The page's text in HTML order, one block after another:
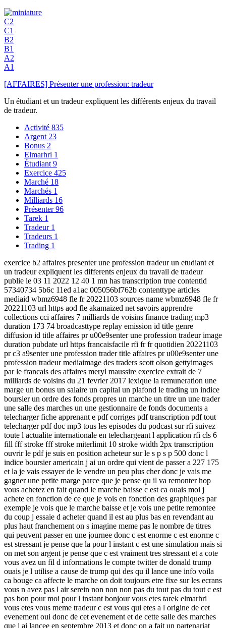
C2
C1
B2
B1
A2
A1
[AFFAIRES] Présenter une profession: tradeur
Un étudiant et un tradeur expliquent les différents enjeux du travail
de tradeur.
Activité 835
Argent 23
Bonus 2
Elmarhri 1
Étudiant 9
Exercice 425
Marché 18
Marchés 1
Milliards 16
Présenter96
Tarek 1
Tradeur 1
Tradeurs 1
Trading 1
exercice b2 affaires presenter une profession tradeur un etudiant et
un tradeur expliquent les differents enjeux du travail de tradeur
publie le 03 11 2022 12 40 1 mn has transcription true contentid
57340734 5b6c 11ed a1ac 005056bf762b contenttype articles
mediaid wbmz6948 fle fr 20221103 sources name wbmz6948 fle fr
20221103 url https aod fle akamaized net savoirs apprendre
collections cci affaires 7 milliards de voisins finance trading mp3
duration 173 74 broadcasttype replay emission id title genre
diffusion id title affaires pr u00e9senter une profession tradeur image
duration pubdate url https francaisfacile rfi fr fr quotidien 20221103
pr c3 a9senter une profession trader title affaires pr u00e9senter une
profession tradeur mediaimage des traders scott olson gettyimages
par le francais des affaires meryl maussire exercice extrait de 7
milliards de voisins du 21 fevrier 2017 lexique la remuneration une
marge un bonus un salaire un capital un plafond le trading un indice
boursier un ordre des fonds propres un marche un titre un une trader
une salle des marches un une gestionnaire de fonds documents a
telecharger fiche apprenant e pdf corriges pdf transcription pdf tout
telecharger pdf doc mp3 tous les episodes du podcast sur rfi suivez
toute l actualite internationale en telechargeant l application rfi cls 6
fill fff stroke fff stroke miterlimit 10 stroke width 2px transcription
ouvrir le pdf je suis en position acheteur sur le s p s p 500 donc l
indice boursier americain j ai un ordre qui vient de passer a 227 175
et la je vais essayer de le vendre un peu plus cher donc je vais me
gagner une petite marge parce que je pense qu il va remonter hop
vous achetez en fait quand le marche baisse c est ca ouais moi j
achete en fonction de ce que je vois en fonction des graphiques par
exemple je vois que le marche baisse et je vois une petite remontee
du coup j essaie d acheter quand il est au plus bas en revendant au
plus haut franchement on s imagine meme pas le nombre de titres
qui peuvent passer en une journee donc c est enorme c est enorme c
est stressant je pense que la pour l instant c est une simulation mais si
on met son argent je pense que c est vraiment tres stressant et a cote
vous avez un fil d informations le compte twitter de donald trump
ouais je l utilise a cause de trump qui des qu il lance une info voila
ca bouge ca affecte le marche on doit toujours etre fixe sur les ecrans
vous n avez pas l air serein non non non pas du tout pas du tout c est
pas bon pour moi pour l instant bonjour vous etes tarek elmarhri
vous etes vous meme tradeur c est vous qui etes a l origine de cet
evenement oui donc de cet evenement et de cette salle des marches
que j ai lancee en septembre 2013 et donc on a fait un partenariat